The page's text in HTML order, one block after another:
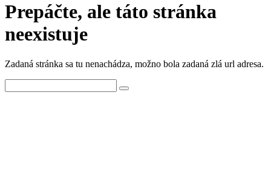
Prepáčte, ale táto stránka
neexistuje
Zadaná stránka sa tu nenachádza, možno bola zadaná zlá url adresa.